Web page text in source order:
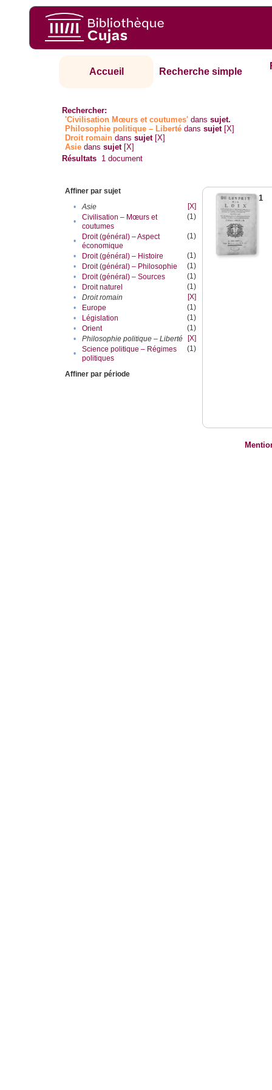
Accueil Recherche simple
Rechercher:
'Civilisation Mœurs et coutumes' danssujet.
Philosophie politique – Liberté danssujet [X]
Droit romain danssujet [X]
Asie danssujet [X]
Résultats 1 document
Affiner par sujet
•
Asie
[X]
•
Civilisation – Mœurs et
coutumes
(1)
•
Droit (général) – Aspect
économique
(1)
• Droit (général) – Histoire
(1)
•
Droit (général) – Philosophie
(1)
•
Droit (général) – Sources
(1)
•
Droit naturel
(1)
•
Droit romain
[X]
•
Europe
(1)
•
Législation
(1)
•
Orient
(1)
•
Philosophie politique – Liberté
[X]
•
Science politique – Régimes
politiques
(1)
Affiner par période
1